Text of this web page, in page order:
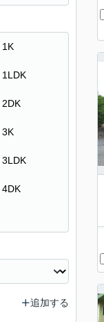
1K
1LDK
2DK
3K
3LDK
4DK
追加する